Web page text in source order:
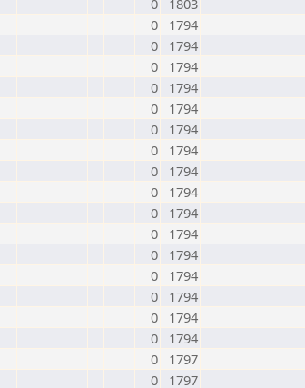
0
1803
0
1794
0
1794
0
1794
0
1794
0
1794
0
1794
0
1794
0
1794
0
1794
0
1794
0
1794
0
1794
0
1794
0
1794
0
1794
0
1794
0
1797
0
1797